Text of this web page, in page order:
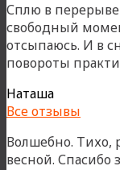
Сплю в
свободный
отсыпаюсь. И в
повороты
Наташа
Все отзывы
Волшебно. Тихо,
весной. Спасибо